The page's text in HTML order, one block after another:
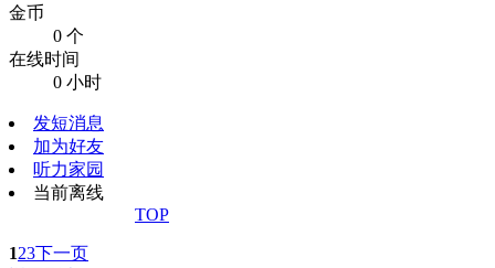
金币
0 个
在线时间
0 小时
发短消息
加为好友
听力家园
当前离线
TOP
123下一页